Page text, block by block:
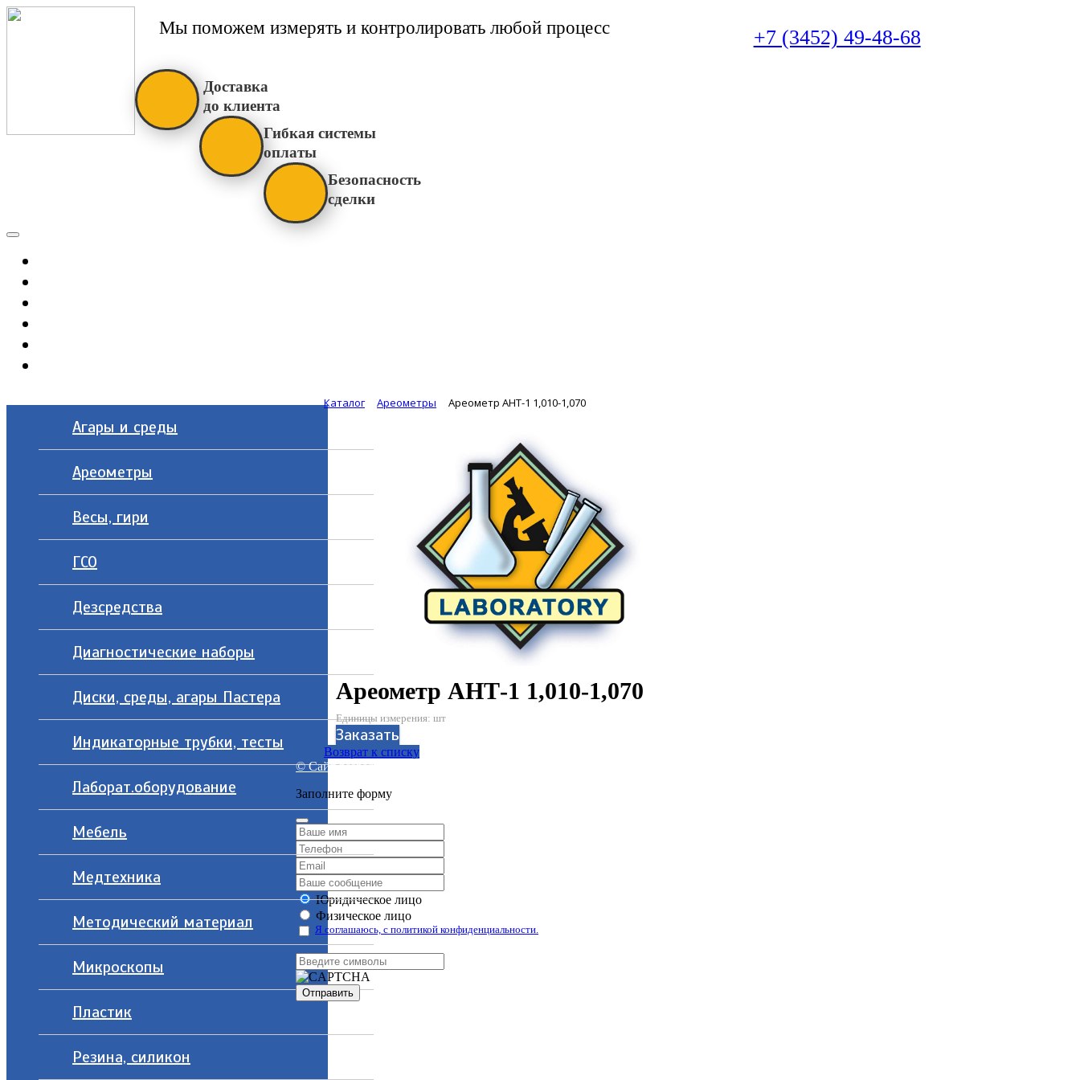
Мы поможем измерять и контролировать любой процесс +7 (3452) 49-48-68
Доставка
до клиента
Гибкая системы
оплаты
Безопасность
сделки
Агары и среды
Ареометры
Весы, гири
ГСО
Дезсредства
Диагностические наборы
Диски, среды, агары Пастера
Индикаторные трубки, тесты
Лаборат.оборудование
Мебель
Медтехника
Методический материал
Микроскопы
Пластик
Резина, силикон
Каталог Ареометры Ареометр АНТ-1 1,010-1,070
Ареометр АНТ-1 1,010-1,070
Единицы измерения: шт
Заказать
Возврат к списку
© Сайт разработан компанией Tyumen-soft.Digital
Заполните форму
Юридическое лицо
Физическое лицо
Я соглашаюсь, с политикой конфиденциальности.